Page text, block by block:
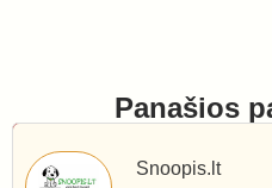
Panašios
Snoopis.lt